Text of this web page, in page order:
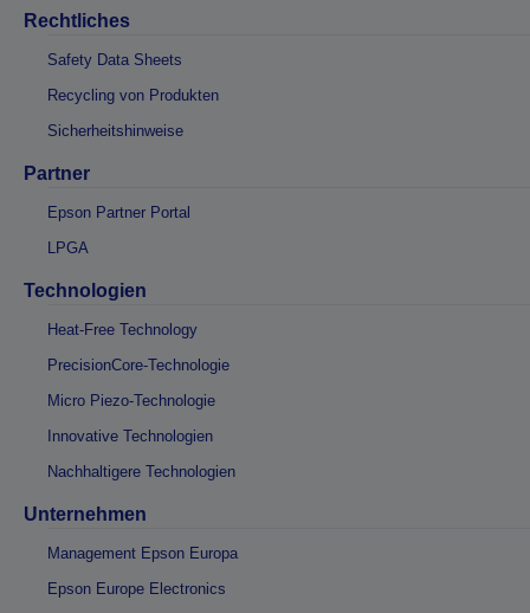
Rechtliches
Safety Data Sheets
Recycling von Produkten
Sicherheitshinweise
Partner
Epson Partner Portal
LPGA
Technologien
Heat-Free Technology
PrecisionCore-Technologie
Micro Piezo-Technologie
Innovative Technologien
Nachhaltigere Technologien
Unternehmen
Management Epson Europa
Epson Europe Electronics